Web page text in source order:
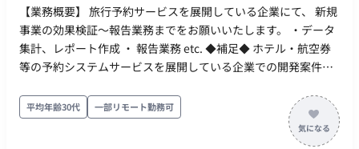
【業務概要】 旅行予約サービスを展開している企業にて、 新規
事業の効果検証〜報告業務までをお願いいたします。 ・データ
集計、レポート作成 ・ 報告業務 etc. ◆補足◆ ホテル・航空券
等の予約システムサービスを展開している企業での開発案件と
プラットフォーム事業となります。 ◆主な開発環境・ツール◆
・DB ： BigQueryPostgreSQL・Oracle ・インフラ：GCE・
Terraform ・ミドルウェア：apache・Nginx・jboss ・ソース
平均年齢30代 一部リモート勤務可